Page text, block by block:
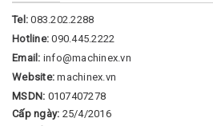
Tel:083.202.2288
Hotline:090.445.2222
Email: info@machinex.vn
Website:machinex.vn
MSDN: 0107407278
Cấp ngày: 25/4/2016